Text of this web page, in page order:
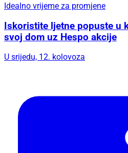
Idealno vrijeme za promjene
Iskoristite ljetne popuste u
svoj dom uz Hespo akcije
U srijedu, 12. kolovoza